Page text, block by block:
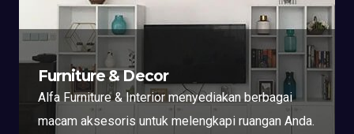
Furniture & Decor
Alfa Furniture & Interior menyediakan berbagai
macam aksesoris untuk melengkapi ruangan Anda.